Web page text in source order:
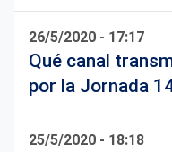
26/5/2020 - 17:17
Qué canal
por la Jornada
25/5/2020 - 18:18